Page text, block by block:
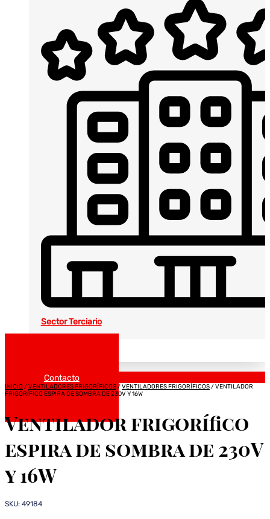
Sector Terciario
Contacto
INICIO/VENTILADORES FRIGORÍFICOS/VENTILADORES FRIGORÍFICOS/ VENTILADOR
FRIGORÍFICO ESPIRA DE SOMBRA DE 230V Y 16W
Ventilador frigorífico
espira de sombra de 230V
y 16W
SKU: 49184